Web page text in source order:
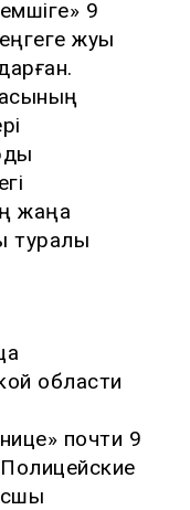
9
жуық
жаңа
туралы
области
почти 9